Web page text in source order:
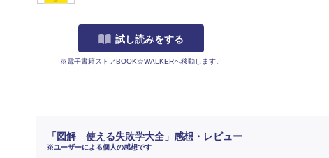
試し読みをする
※電子書籍ストアBOOK☆WALKERへ移動します。
「図解 使える失敗学大全」感想・レビュー
※ユーザーによる個人の感想です